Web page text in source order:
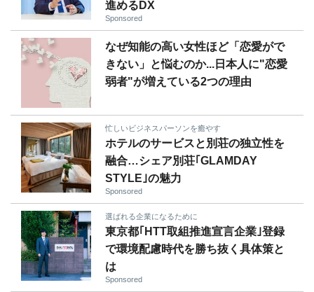
進めるDX
Sponsored
なぜ知能の高い女性ほど「恋愛がで
きない」と悩むのか...日本人に"恋愛
弱者"が増えている2つの理由
忙しいビジネスパーソンを癒やす
ホテルのサービスと別荘の独立性を
融合…シェア別荘｢GLAMDAY
STYLE｣の魅力
Sponsored
選ばれる企業になるために
東京都｢HTT取組推進宣言企業｣登録
で環境配慮時代を勝ち抜く具体策と
は
Sponsored